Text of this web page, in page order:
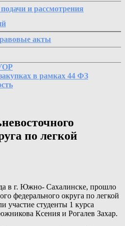
и рассмотрения
акты
в рамках 44 ФЗ
по легкой
в г. Южно- Сахалинске, прошло
федерального округа по легкой
участие студенты 1 курса
Ксения и Рогалев Захар.